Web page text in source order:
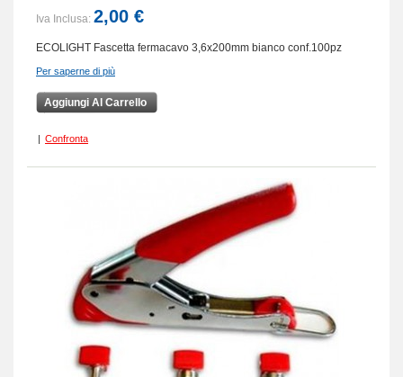
Iva Inclusa: 2,00 €
ECOLIGHT Fascetta fermacavo 3,6x200mm bianco conf.100pz
Per saperne di più
Aggiungi Al Carrello
| Confronta